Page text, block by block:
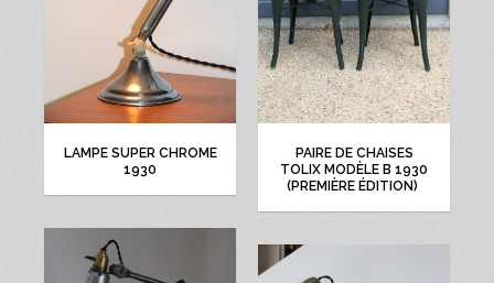
LAMPE SUPER CHROME
1930
PAIRE DE CHAISES
TOLIX MODÈLE B 1930
(PREMIÈRE ÉDITION)